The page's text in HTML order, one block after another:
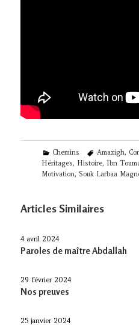
Categories
Chemins Tags
Amazigh,
Héritages, Histoire, Ibn
Motivation, Souk Larbaa
Articles Similaires
4 avril 2024
Paroles de maître Abdallah
29 février 2024
Nos preuves
25 janvier 2024